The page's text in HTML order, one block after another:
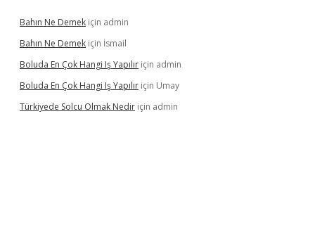
Bahın Ne Demek için admin
Bahın Ne Demek için İsmail
Boluda En Çok Hangi Iş Yapılır için admin
Boluda En Çok Hangi Iş Yapılır için Umay
Türkiyede Solcu Olmak Nedir için admin